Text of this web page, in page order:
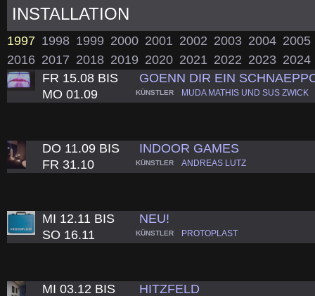
INSTALLATION
1997 1998 1999 2000 2001 2002 2003 2004 2005
2016 2017 2018 2019 2020 2021 2022 2023 2024
FR 15.08 BIS
MO 01.09
GOENN DIR EIN
KÜNSTLER MUDA MATHIS UND SUS ZWICK
DO 11.09 BIS
FR 31.10
INDOOR GAMES
KÜNSTLER ANDREAS LUTZ
MI 12.11 BIS
SO 16.11
NEU!
KÜNSTLER PROTOPLAST
MI 03.12 BIS
HITZFELD